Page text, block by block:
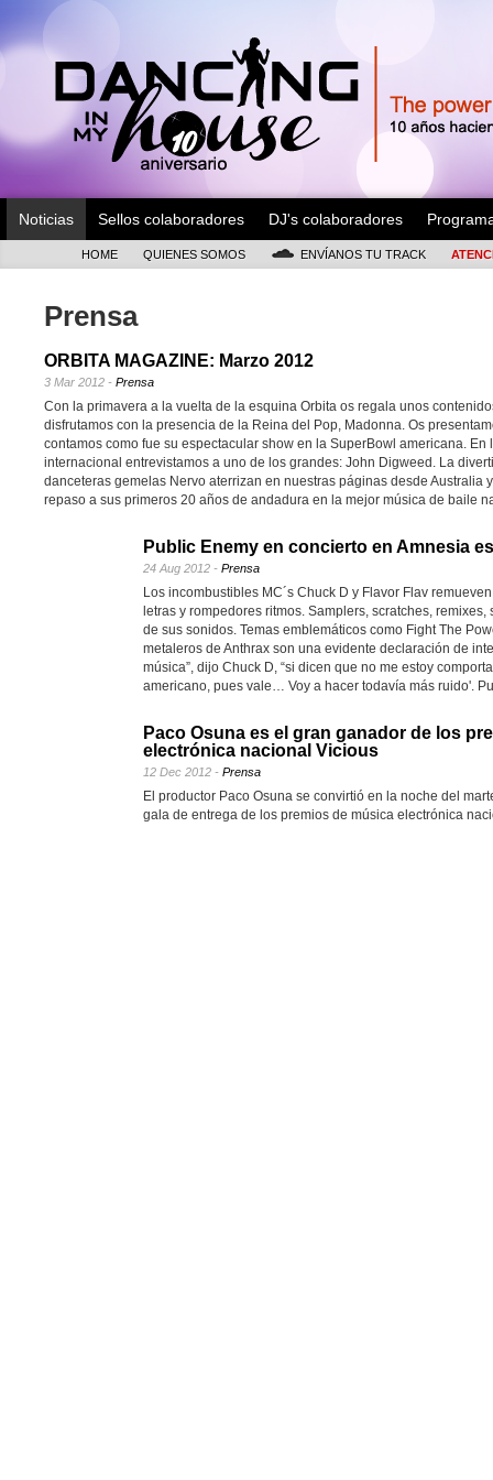
Noticias Sellos colaboradores DJ's colaboradores
HOME QUIENES SOMOS ENVÍANOS TU TRACK
Prensa
ORBITA MAGAZINE: Marzo 2012
3 Mar 2012 - Prensa
Con la primavera a la vuelta de la esquina Orbita os regala unos
disfrutamos con la presencia de la Reina del Pop, Madonna. Os
contamos como fue su espectacular show en la SuperBowl americana.
internacional entrevistamos a uno de los grandes: John Digweed. La
danceteras gemelas Nervo aterrizan en nuestras páginas desde Australia
repaso a sus primeros 20 años de andadura en la mejor música de baile
Public Enemy en concierto en Amnesia
24 Aug 2012 - Prensa
Los incombustibles MC´s Chuck D y Flavor Flav
letras y rompedores ritmos. Samplers, scratches,
de sus sonidos. Temas emblemáticos como Fight The
metaleros de Anthrax son una evidente declaración de
música”, dijo Chuck D, “si dicen que no me estoy
americano, pues vale… Voy a hacer todavía más ruido'.
Paco Osuna es el gran ganador de los
electrónica nacional Vicious
12 Dec 2012 - Prensa
El productor Paco Osuna se convirtió en la noche del
gala de entrega de los premios de música electrónica